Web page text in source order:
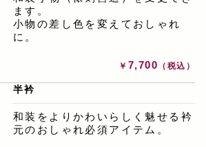
ます。
小物の差し色を変えておしゃれ
に。
￥ 7,700 （税込）
半衿
和装をよりかわいらしく魅せる衿
元のおしゃれ必須アイテム。